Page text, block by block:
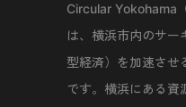
Circular Yokohama
は、横浜市内のサー
型経済）を加速させ
です。横浜にある資